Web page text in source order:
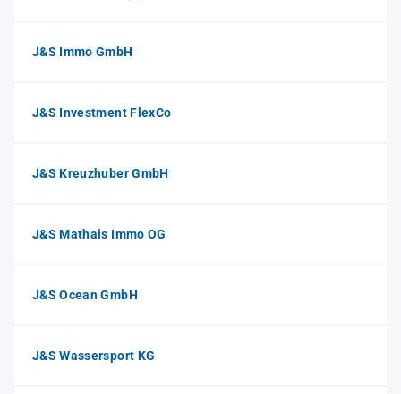
J&S Immo GmbH
J&S Investment FlexCo
J&S Kreuzhuber GmbH
J&S Mathais Immo OG
J&S Ocean GmbH
J&S Wassersport KG